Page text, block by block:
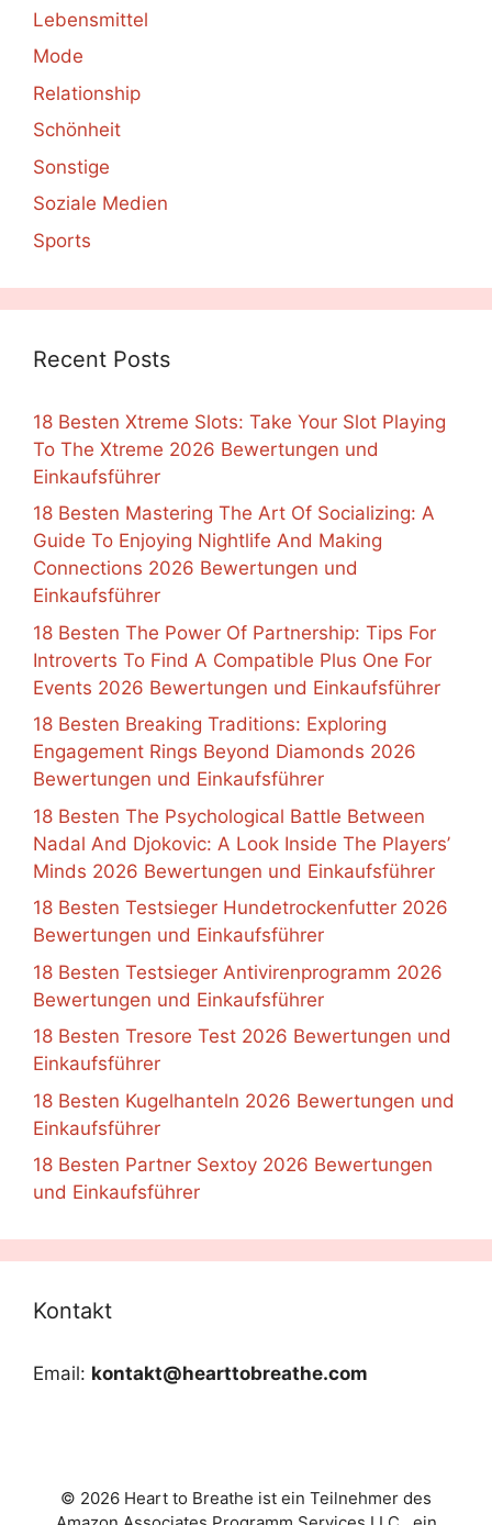
Lebensmittel
Mode
Relationship
Schönheit
Sonstige
Soziale Medien
Sports
Recent Posts
18 Besten Xtreme Slots: Take Your Slot Playing
To The Xtreme 2026 Bewertungen und
Einkaufsführer
18 Besten Mastering The Art Of Socializing: A
Guide To Enjoying Nightlife And Making
Connections 2026 Bewertungen und
Einkaufsführer
18 Besten The Power Of Partnership: Tips For
Introverts To Find A Compatible Plus One For
Events 2026 Bewertungen und Einkaufsführer
18 Besten Breaking Traditions: Exploring
Engagement Rings Beyond Diamonds 2026
Bewertungen und Einkaufsführer
18 Besten The Psychological Battle Between
Nadal And Djokovic: A Look Inside The Players’
Minds 2026 Bewertungen und Einkaufsführer
18 Besten Testsieger Hundetrockenfutter 2026
Bewertungen und Einkaufsführer
18 Besten Testsieger Antivirenprogramm 2026
Bewertungen und Einkaufsführer
18 Besten Tresore Test 2026 Bewertungen und
Einkaufsführer
18 Besten Kugelhanteln 2026 Bewertungen und
Einkaufsführer
18 Besten Partner Sextoy 2026 Bewertungen
und Einkaufsführer
Kontakt
Email: kontakt@hearttobreathe.com
© 2026 Heart to Breathe ist ein Teilnehmer des